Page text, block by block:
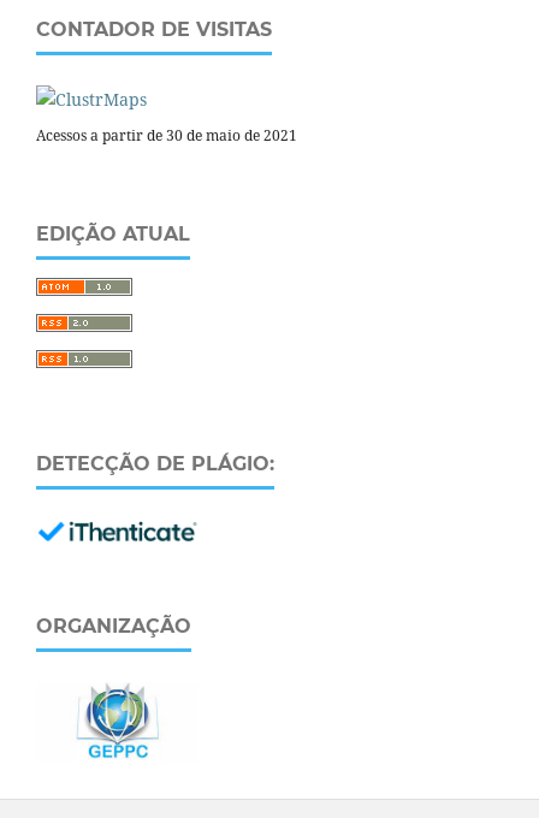
CONTADOR DE VISITAS
Acessos a partir de 30 de maio de 2021
EDIÇÃO ATUAL
DETECÇÃO DE PLÁGIO:
ORGANIZAÇÃO